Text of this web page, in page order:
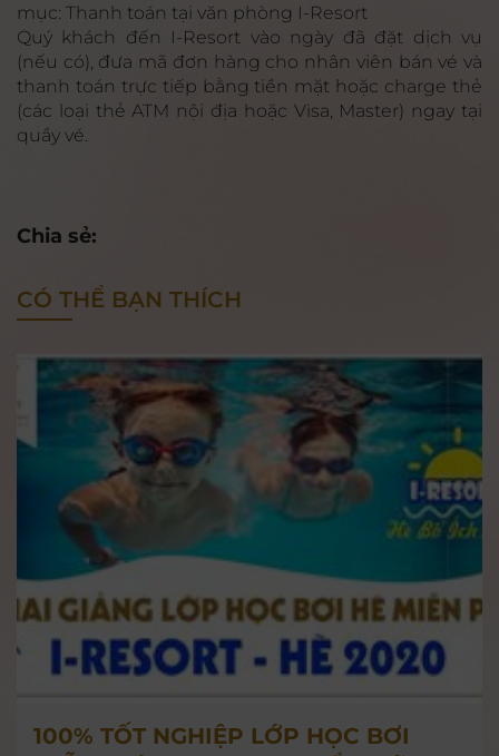
mục: Thanh toán tại văn phòng I-Resort
Quý khách đến I-Resort vào ngày đã đặt dịch vụ
(nếu có), đưa mã đơn hàng cho nhân viên bán vé và
thanh toán trực tiếp bằng tiền mặt hoặc charge thẻ
(các loại thẻ ATM nội địa hoặc Visa, Master) ngay tại
quầy vé.
Chia sẻ:
CÓ THỂ BẠN THÍCH
100% TỐT NGHIỆP LỚP HỌC BƠI